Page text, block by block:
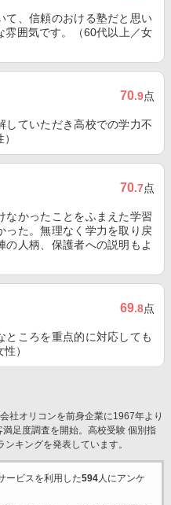
て、信頼のおける塾だと思い
雰囲気です。（60代以上／女
70.9点
していただき高校での学力不
70.7点
なかったことをふまえた学習
った。無理なく学力を取り戻
の人柄、保護者への説明もよ
69.8点
ところを重点的に対応しても
）
社オリコンを前身企業に1967年より
足度調査を開始。高校受験 個別指
キングを発表しています。
ービスを利用した594人にアンケ